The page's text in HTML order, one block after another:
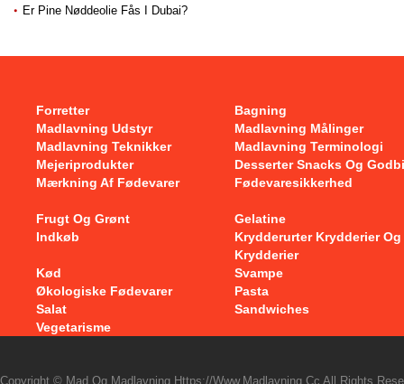
Er Pine Nøddeolie Fås I Dubai?
Forretter
Bagning
Madlavning Udstyr
Madlavning Målinger
Madlavning Teknikker
Madlavning Terminologi
Mejeriprodukter
Desserter Snacks Og
Mærkning Af Fødevarer
Fødevaresikkerhed
Frugt Og Grønt
Gelatine
Indkøb
Krydderurter Krydderier Og
Krydderier
Kød
Svampe
Økologiske Fødevarer
Pasta
Salat
Sandwiches
Vegetarisme
Copyright © Mad Og Madlavning Https://www.madlavning.cc All Rights